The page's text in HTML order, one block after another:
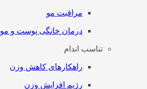
مراقبت مو
درمان خانگی پوست و مو
تناسب اندام
راهکارهای کاهش وزن
رژیم افزایش وزن